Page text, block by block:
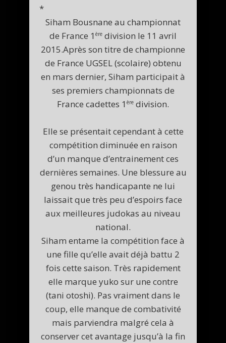
*
Siham Bousnane au championnat
de France 1 ère division le 11 avril
2015.Après son titre de championne
de France UGSEL (scolaire) obtenu
en mars dernier, Siham participait à
ses premiers championnats de
France cadettes 1 ère division.
Elle se présentait cependant à cette
compétition diminuée en raison
d’un manque d’entrainement ces
dernières semaines. Une blessure au
genou très handicapante ne lui
laissait que très peu d’espoirs face
aux meilleures judokas au niveau
national.
Siham entame la compétition face à
une fille qu’elle avait déjà battu 2
fois cette saison. Très rapidement
elle marque yuko sur une contre
(tani otoshi). Pas vraiment dans le
coup, elle manque de combativité
mais parviendra malgré cela à
conserver cet avantage jusqu’à la fin